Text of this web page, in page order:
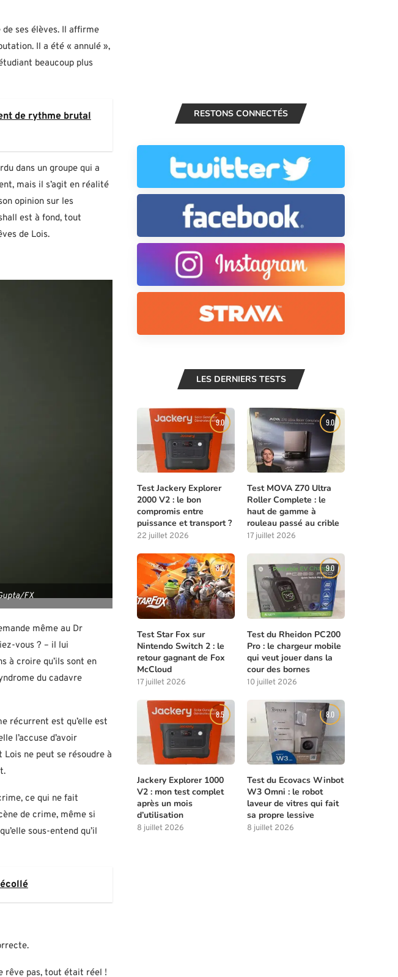
ses élèves. Il affirme
Il a été « annulé »,
beaucoup plus
de rythme brutal
dans un groupe qui a
mais il s’agit en réalité
opinion sur les
est à fond, tout
de Lois.
FX
même au Dr
vous ? – il lui
à croire qu’ils sont en
du cadavre
récurrent est qu’elle est
l’accuse d’avoir
ne peut se résoudre à
ce qui ne fait
de crime, même si
sous-entend qu’il
rêve pas, tout était réel !
RESTONS CONNECTÉS
LES DERNIERS TESTS
9.0
Test Jackery Explorer
2000 V2 : le bon
compromis entre
puissance et transport ?
22 juillet 2026
9.0
Test MOVA Z70 Ultra
Roller Complete : le
haut de gamme à
rouleau passé au crible
17 juillet 2026
8.0
Test Star Fox sur
Nintendo Switch 2 : le
retour gagnant de Fox
McCloud
17 juillet 2026
9.0
Test du Rheidon PC200
Pro : le chargeur mobile
qui veut jouer dans la
cour des bornes
10 juillet 2026
8.5
Jackery Explorer 1000
V2 : mon test complet
après un mois
d’utilisation
8 juillet 2026
8.0
Test du Ecovacs Winbot
W3 Omni : le robot
laveur de vitres qui fait
sa propre lessive
8 juillet 2026